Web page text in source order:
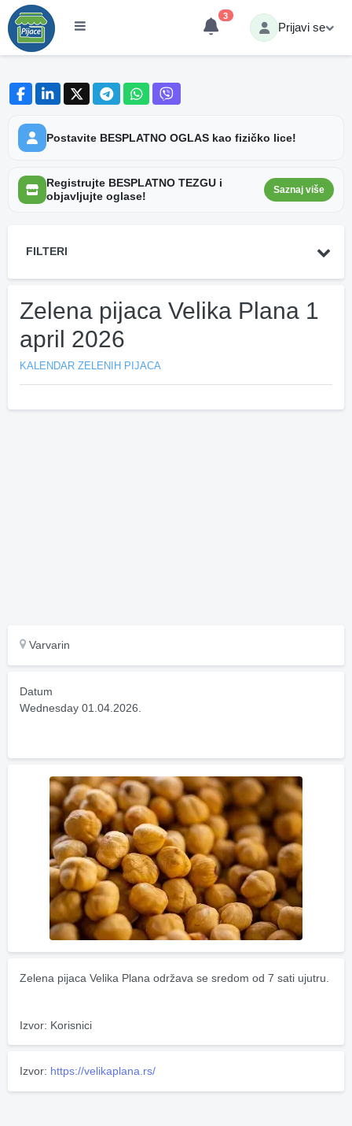
3
Prijavi se
Postavite BESPLATNO OGLAS kao fizičko lice!
Registrujte BESPLATNO TEZGU i
objavljujte oglase!
Saznaj više
FILTERI
Zelena pijaca Velika Plana 1
april 2026
KALENDAR ZELENIH PIJACA
Varvarin
Datum
Wednesday 01.04.2026.
Zelena pijaca Velika Plana održava se sredom od 7 sati ujutru.
Izvor: Korisnici
Izvor: https://velikaplana.rs/